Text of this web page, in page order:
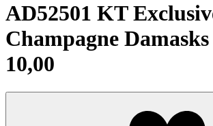
AD52501 KT
Champagne
10,00